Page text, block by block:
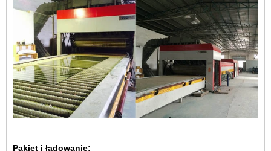
Pakiet i ładowanie: